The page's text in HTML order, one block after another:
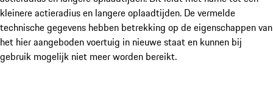
kleinere actieradius en langere oplaadtijden. De vermelde
technische gegevens hebben betrekking op de eigenschappen van
het hier aangeboden voertuig in nieuwe staat en kunnen bij
gebruik mogelijk niet meer worden bereikt.